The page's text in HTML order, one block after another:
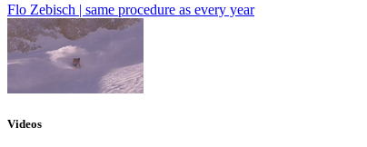
Flo Zebisch | same procedure as every year
Videos